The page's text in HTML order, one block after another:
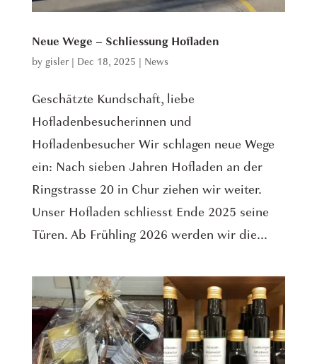
Neue Wege – Schliessung Hofladen
by gisler| Dec 18, 2025 | News
Geschätzte Kundschaft, liebe
Hofladenbesucherinnen und
Hofladenbesucher Wir schlagen neue Wege
ein: Nach sieben Jahren Hofladen an der
Ringstrasse 20 in Chur ziehen wir weiter.
Unser Hofladen schliesst Ende 2025 seine
Türen. Ab Frühling 2026 werden wir die...